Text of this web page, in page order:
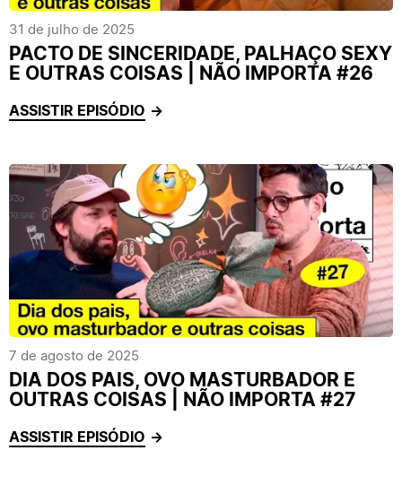
31 de julho de 2025
PACTO DE SINCERIDADE, PALHAÇO SEXY
E OUTRAS COISAS | NÃO IMPORTA #26
ASSISTIR EPISÓDIO
7 de agosto de 2025
DIA DOS PAIS, OVO MASTURBADOR E
OUTRAS COISAS | NÃO IMPORTA #27
ASSISTIR EPISÓDIO